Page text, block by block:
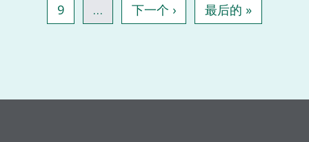
页面
9 … 下一页
下一个 › 末页
最后的 »